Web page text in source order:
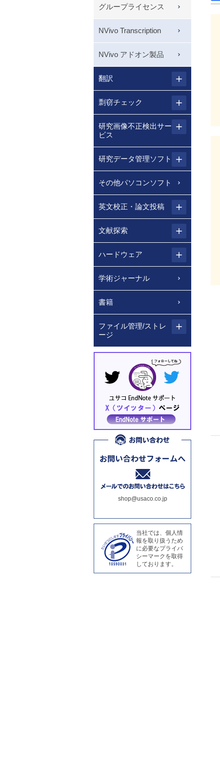
グループライセンス
NVivo Transcription
NVivo アドオン製品
翻訳
剽窃チェック
研究画像不正検出サー
ビス
研究データ管理ソフト
その他パソコンソフト
英文校正・論文投稿
文献探索
ハードウェア
学術ジャーナル
書籍
ファイル管理/ストレ
ージ
shop@usaco.co.jp
当社では、個人情
報を取り扱うため
に必要なプライバ
シーマークを取得
しております。